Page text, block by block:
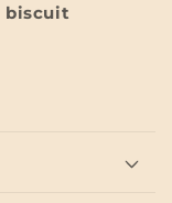
biscuit